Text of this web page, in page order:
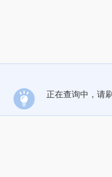
正在查询中，请